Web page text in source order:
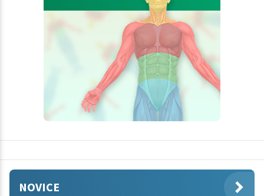
NOVICE